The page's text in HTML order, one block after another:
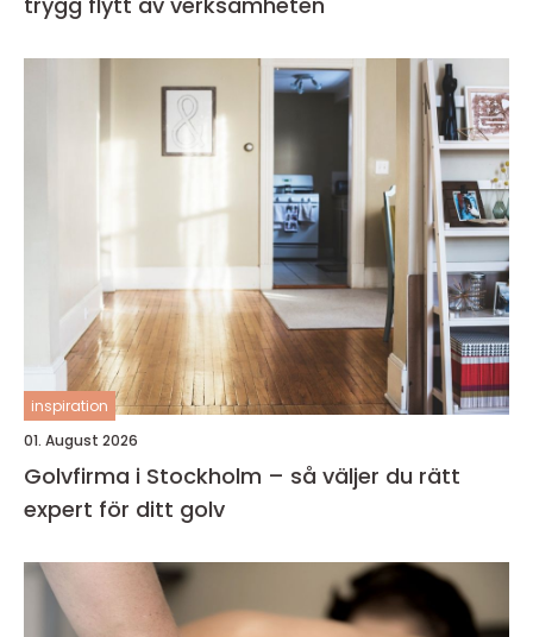
inspiration
01. August 2026
Golvfirma i Stockholm – så väljer du rätt
expert för ditt golv